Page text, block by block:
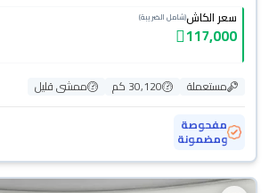
سعر الكاش(شامل الضريبة)
117,000
مستعملة 30,120 كم
ممشى قليل
مفحوصة
ومضمونة